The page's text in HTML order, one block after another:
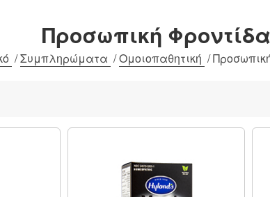
Πακέτα αξίας
Εκκαθάριση
Προσωπική Φροντίδα
/Συμπληρώματα /Ομοιοπαθητική /